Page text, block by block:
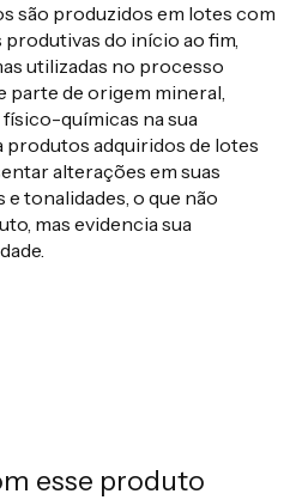
são produzidos em lotes com
do início ao fim,
utilizadas no processo
parte de origem mineral,
químicas na sua
produtos adquiridos de lotes
alterações em suas
tonalidades, o que não
mas evidencia sua
esse produto